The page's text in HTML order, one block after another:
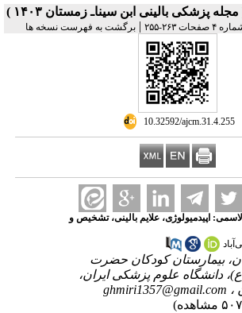
| برگشت به فهرست نسخه ها
‎ 10.32592/ajcm.31.4.255
اپیدمیولوژی، علایم بالینی، تشخیص و
بیمارستان کودکان حضرت
دانشگاه علوم پزشکی ایران،
، ghmiri1357@gmail.com